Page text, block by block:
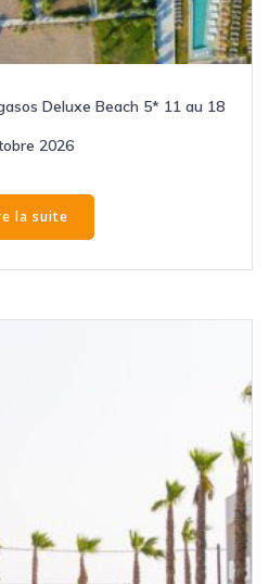
Deluxe Beach 5* 11 au 18
2026
la suite